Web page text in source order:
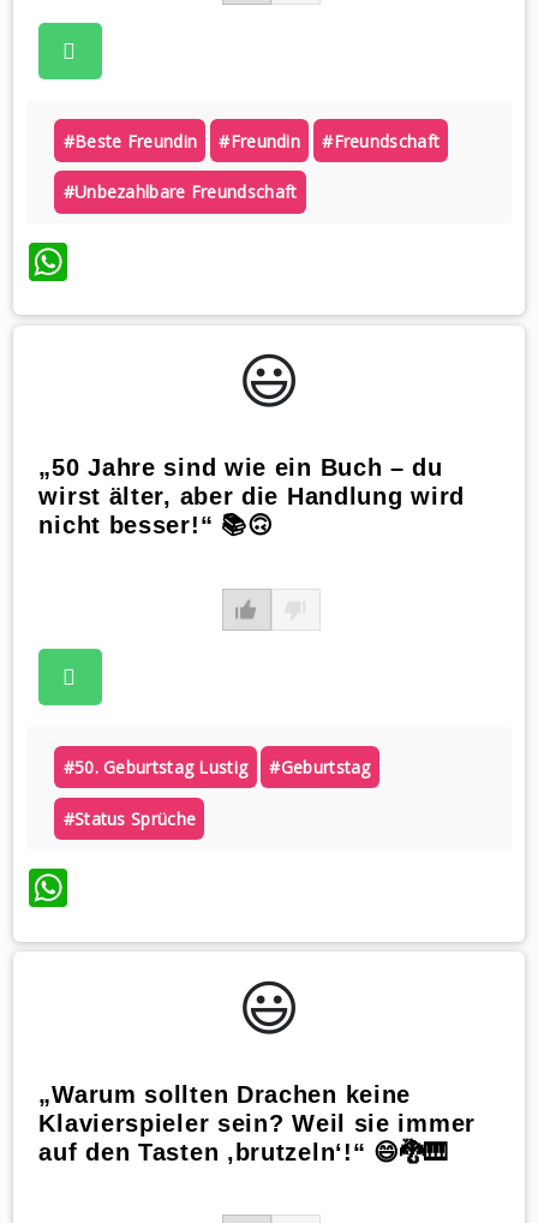
#beste Freundin #freundin #freundschaft
#unbezahlbare Freundschaft
WhatsApp
😃️
„50 Jahre sind wie ein Buch – du
wirst älter, aber die Handlung wird
nicht besser!“ 📚🙃
#50. Geburtstag Lustig #geburtstag
#status Sprüche
WhatsApp
😃️
„Warum sollten Drachen keine
Klavierspieler sein? Weil sie immer
auf den Tasten ‚brutzeln‘!“ 😄🐉🎹